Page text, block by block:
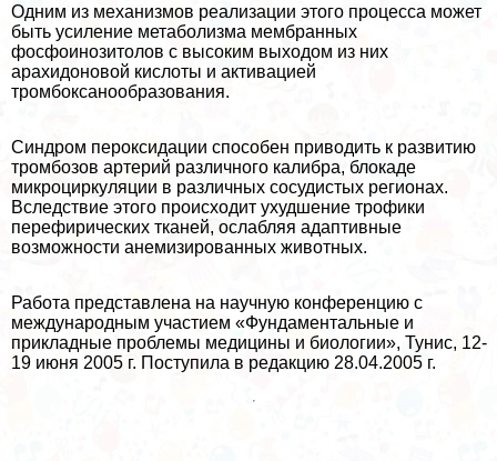
Одним из механизмов реализации этого процесса может
быть усиление метаболизма мембранных
фосфоинозитолов с высоким выходом из них
арахидоновой кислоты и активацией
тромбоксанообразования.
Синдром пероксидации способен приводить к развитию
тромбозов артерий различного калибра, блокаде
микроциркуляции в различных сосудистых регионах.
Вследствие этого происходит ухудшение трофики
перефирических тканей, ослабляя адаптивные
возможности анемизированных животных.
Работа представлена на научную конференцию с
международным участием «Фундаментальные и
прикладные проблемы медицины и биологии», Тунис, 12-
19 июня 2005 г. Поступила в редакцию 28.04.2005 г.